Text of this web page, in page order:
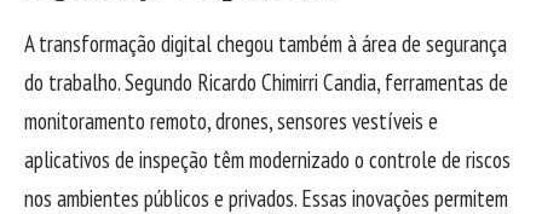
A transformação digital chegou também à área de segurança
do trabalho. Segundo Ricardo Chimirri Candia, ferramentas de
monitoramento remoto, drones, sensores vestíveis e
aplicativos de inspeção têm modernizado o controle de riscos
nos ambientes públicos e privados. Essas inovações permitem